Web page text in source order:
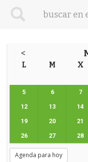
<
L M X
5 6 7
12 13 14
19 20 21
26 27 28
Agenda para hoy